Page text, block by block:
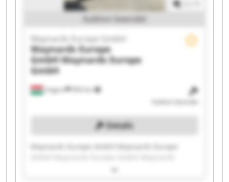
Auktion beendet
Ungarn 856 km
Maynards Europe GmbH
Maynards Europe
GmbHMaynards Europe
GmbH
Auktion beendet
Details
Maynards Europe GmbH Maynards Europe
Europe GmbH Maynards Europe GmbH